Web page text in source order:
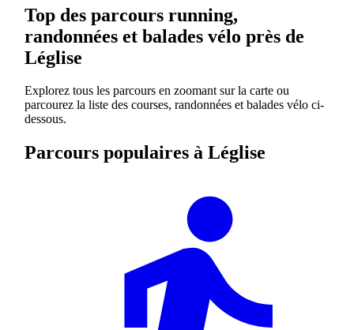
Top des parcours running,
randonnées et balades vélo près de
Léglise
Explorez tous les parcours en zoomant sur la carte ou
parcourez la liste des courses, randonnées et balades vélo ci-
dessous.
Parcours populaires à Léglise